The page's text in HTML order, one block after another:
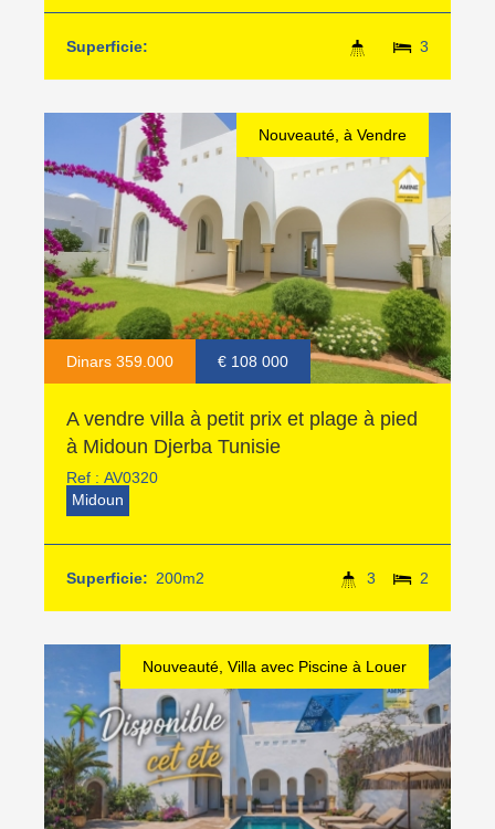
Superficie: 3
Nouveauté, à Vendre
Dinars 359.000 € 108 000
A vendre villa à petit prix et plage à pied
à Midoun Djerba Tunisie
Ref : AV0320
Midoun
Superficie: 200m2 2
3
Nouveauté, Villa avec Piscine à Louer